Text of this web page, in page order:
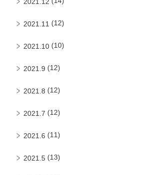
2021.11 (12)
2021.10 (10)
2021.9 (12)
2021.8 (12)
2021.7 (12)
2021.6 (11)
2021.5 (13)